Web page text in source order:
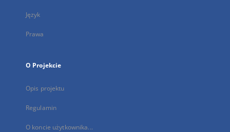
Język
Prawa
O Projekcie
Opis projektu
Regulamin
O koncie użytkownika...